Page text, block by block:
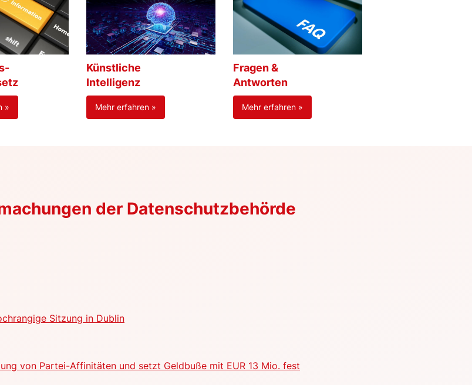
»
Künstliche
Intelligenz
Mehr erfahren »
Fragen &
Antworten
Mehr erfahren »
der Datenschutzbehörde
Sitzung in Dublin
von Partei-Affinitäten und setzt Geldbuße mit EUR 13 Mio. fest